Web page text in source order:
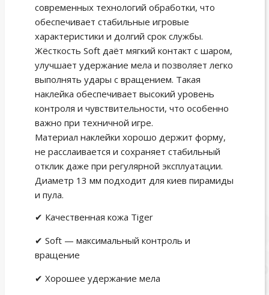
современных технологий обработки, что
обеспечивает стабильные игровые
характеристики и долгий срок службы.
Жёсткость Soft даёт мягкий контакт с шаром,
улучшает удержание мела и позволяет легко
выполнять удары с вращением. Такая
наклейка обеспечивает высокий уровень
контроля и чувствительности, что особенно
важно при техничной игре.
Материал наклейки хорошо держит форму,
не расслаивается и сохраняет стабильный
отклик даже при регулярной эксплуатации.
Диаметр 13 мм подходит для киев пирамиды
и пула.
✔ Качественная кожа Tiger
✔ Soft — максимальный контроль и
вращение
✔ Хорошее удержание мела